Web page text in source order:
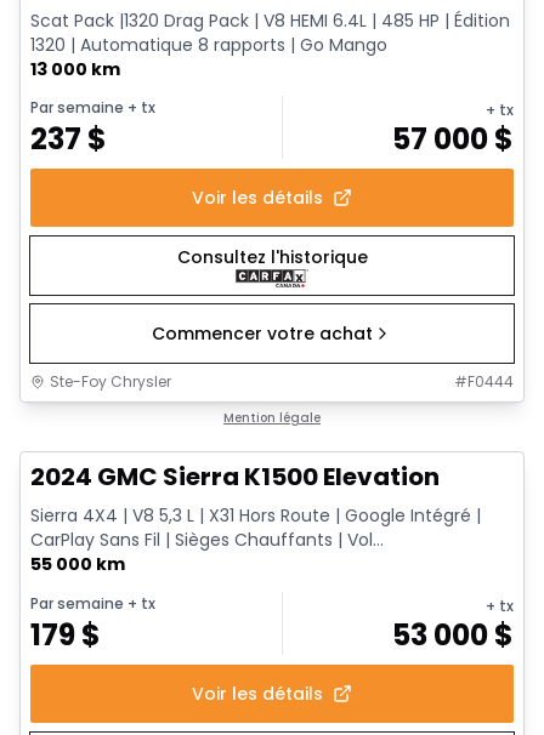
Scat Pack |1320 Drag Pack | V8 HEMI 6.4L | 485 HP | Édition
1320 | Automatique 8 rapports | Go Mango
13 000 km
Par semaine + tx
237 $
+ tx
57 000$
Voir les détails
Consultez l'historique
Commencer votre achat
Ste-Foy Chrysler #F0444
Mention légale
2024 GMC Sierra K1500 Elevation
Sierra 4X4 | V8 5,3 L | X31 Hors Route | Google Intégré |
CarPlay Sans Fil | Sièges Chauffants | Vol...
55 000 km
Par semaine + tx
179$
+ tx
53 000$
Voir les détails